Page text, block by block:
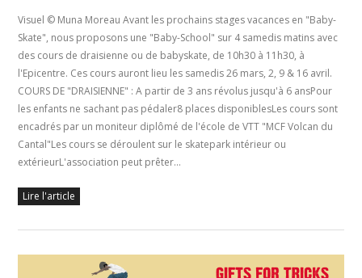
Visuel © Muna Moreau Avant les prochains stages vacances en "Baby-
Skate", nous proposons une "Baby-School" sur 4 samedis matins avec
des cours de draisienne ou de babyskate, de 10h30 à 11h30, à
l'Epicentre. Ces cours auront lieu les samedis 26 mars, 2, 9 & 16 avril.
COURS DE "DRAISIENNE" : A partir de 3 ans révolus jusqu'à 6 ansPour
les enfants ne sachant pas pédaler8 places disponiblesLes cours sont
encadrés par un moniteur diplômé de l'école de VTT "MCF Volcan du
Cantal"Les cours se déroulent sur le skatepark intérieur ou
extérieurL'association peut prêter…
Lire l'article